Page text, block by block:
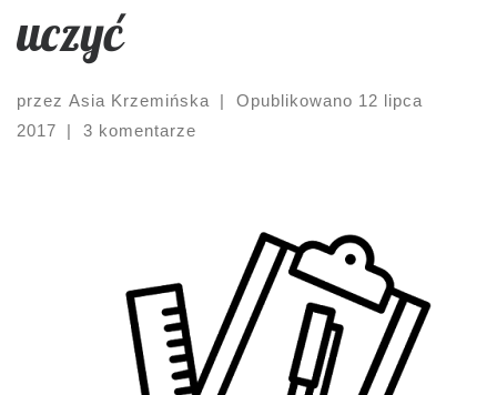
uczyć
przez Asia Krzemińska | Opublikowano 12 lipca
2017
| 3 komentarze